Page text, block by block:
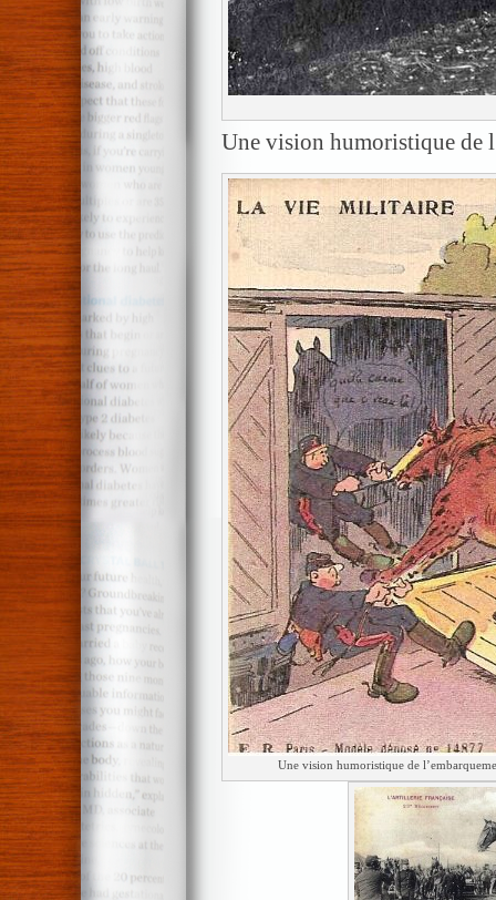
Une vision humoristique de
Une vision humoristique de